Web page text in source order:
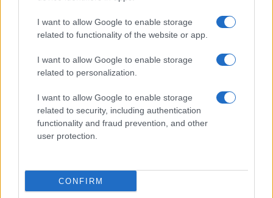
I want to allow Google to enable storage
related to functionality of the website or app.
I want to allow Google to enable storage
related to personalization.
I want to allow Google to enable storage
related to security, including authentication
functionality and fraud prevention, and other
user protection.
CONFIRM
Martina Agostina Diturco
I nostri cari
I nostri cari
I nostri cari